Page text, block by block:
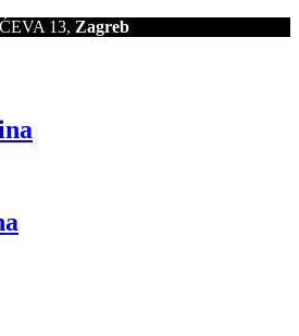
13, Zagreb